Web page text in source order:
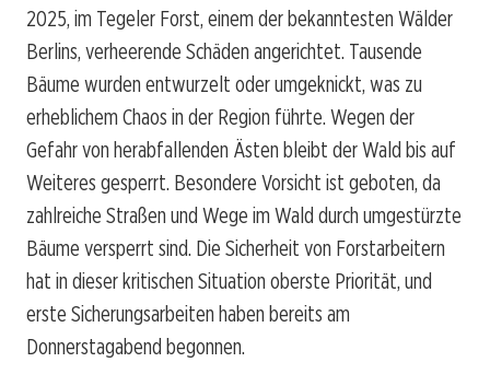
2025, im Tegeler Forst, einem der bekanntesten Wälder
Berlins, verheerende Schäden angerichtet. Tausende
Bäume wurden entwurzelt oder umgeknickt, was zu
erheblichem Chaos in der Region führte. Wegen der
Gefahr von herabfallenden Ästen bleibt der Wald bis auf
Weiteres gesperrt. Besondere Vorsicht ist geboten, da
zahlreiche Straßen und Wege im Wald durch umgestürzte
Bäume versperrt sind. Die Sicherheit von Forstarbeitern
hat in dieser kritischen Situation oberste Priorität, und
erste Sicherungsarbeiten haben bereits am
Donnerstagabend begonnen.